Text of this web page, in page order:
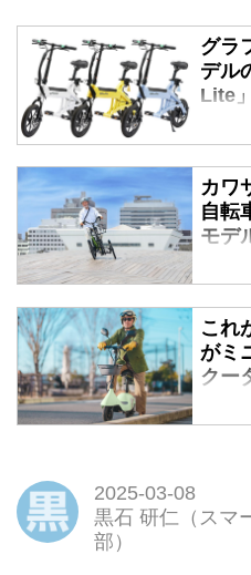
グラ
デル
Lite
デ
型原
JP
2025
ット
バイ
全国
にて
要十
のハ
Pro」
現し
カワ
自転
モデ
化
トモ
2025
ース
ト自
2025
に発
の記
これ
がミ
クー
ー
モビ
マー
2025-03-08
黒石 研仁（スマ
部）